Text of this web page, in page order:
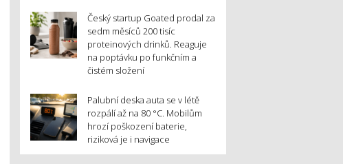
Český startup Goated prodal za
sedm měsíců 200 tisíc
proteinových drinků. Reaguje
na poptávku po funkčním a
čistém složení
Palubní deska auta se v létě
rozpálí až na 80 °C. Mobilům
hrozí poškození baterie,
riziková je i navigace